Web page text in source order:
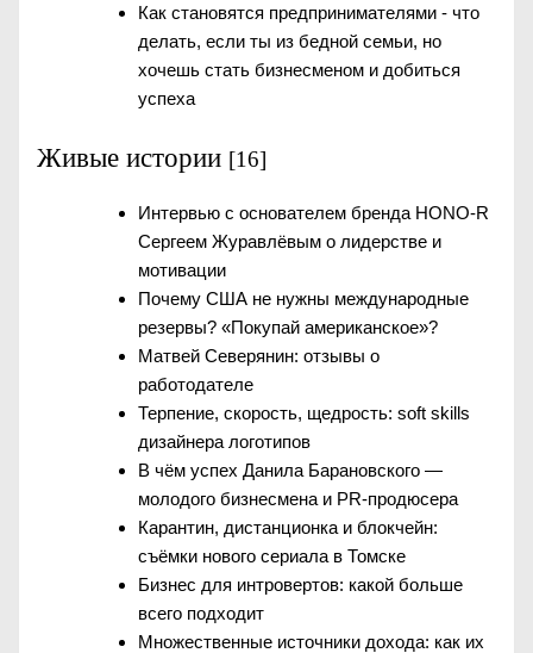
Как становятся предпринимателями - что
делать, если ты из бедной семьи, но
хочешь стать бизнесменом и добиться
успеха
Живые истории [16]
Интервью с основателем бренда HONO-R
Сергеем Журавлёвым о лидерстве и
мотивации
Почему США не нужны международные
резервы? «Покупай американское»?
Матвей Северянин: отзывы о
работодателе
Терпение, скорость, щедрость: soft skills
дизайнера логотипов
В чём успех Данила Барановского —
молодого бизнесмена и PR-продюсера
Карантин, дистанционка и блокчейн:
съёмки нового сериала в Томске
Бизнес для интровертов: какой больше
всего подходит
Множественные источники дохода: как их